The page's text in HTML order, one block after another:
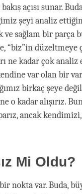
açısı sunar.
şeyi analiz
sağlam bir parça
“biz”in
ne kadar çok
var olan bir
birkaç şeye
o kadar alışırız.
ancak
Mi Oldu?
nokta var. Buda,